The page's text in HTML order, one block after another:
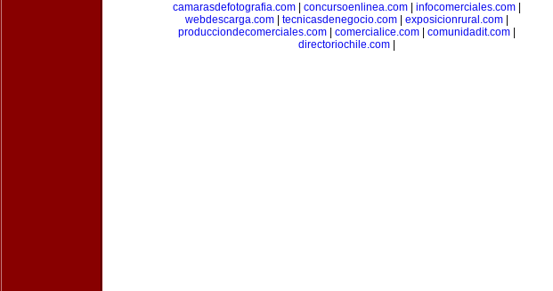
camarasdefotografia.com| concursoenlinea.com| infocomerciales.com|
webdescarga.com| tecnicasdenegocio.com| exposicionrural.com|
producciondecomerciales.com| comercialice.com| comunidadit.com|
directoriochile.com|